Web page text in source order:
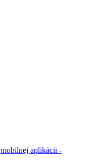
mobilnej aplikácii -